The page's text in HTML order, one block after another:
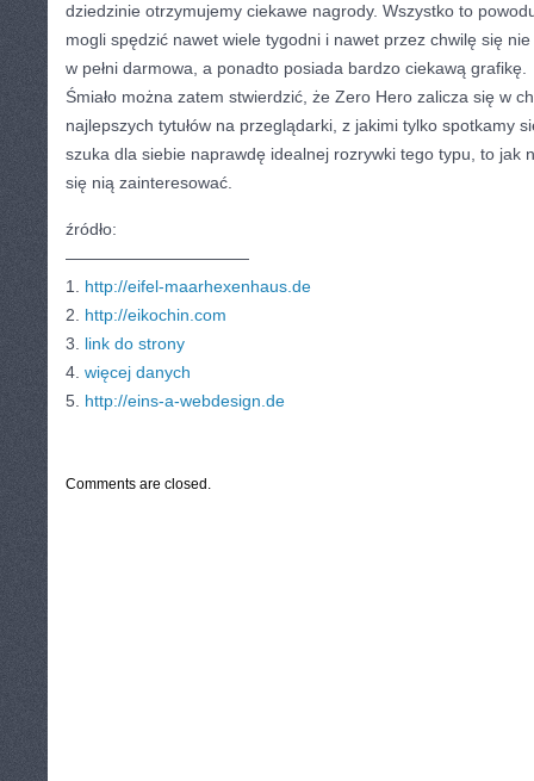
dziedzinie otrzymujemy ciekawe nagrody. Wszystko to
mogli spędzić nawet wiele tygodni i nawet przez chwilę się
w pełni darmowa, a ponadto posiada bardzo ciekawą grafikę.
Śmiało można zatem stwierdzić, że Zero Hero zalicza się w
najlepszych tytułów na przeglądarki, z jakimi tylko spotkamy
szuka dla siebie naprawdę idealnej rozrywki tego typu, to jak
się nią zainteresować.
źródło:
———————————
1. http://eifel-maarhexenhaus.de
2. http://eikochin.com
3. link do strony
4. więcej danych
5. http://eins-a-webdesign.de
Comments are closed.